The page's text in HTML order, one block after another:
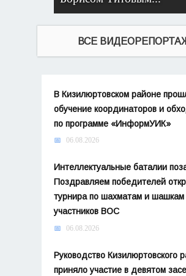
ВСЕ
В Кизилюртовском районе
обучение координаторов и
по программе «ИнформУИК»
06.08.2026
Интеллектуальные баталии
Поздравляем победителей
турнира по шахматам и
участников ВОС
06.08.2026
Руководство Кизилюртовского
приняло участие в девятом